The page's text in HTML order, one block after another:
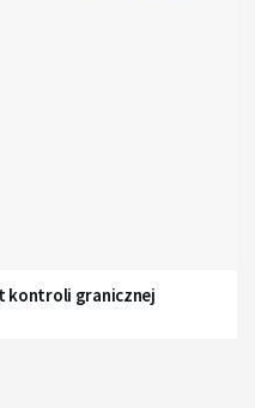
kontroli granicznej